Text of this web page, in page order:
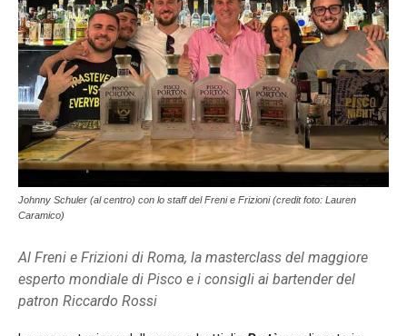
Johnny Schuler (al centro) con lo staff del Freni e Frizioni (credit foto: Lauren
Caramico)
Al Freni e Frizioni di Roma, la masterclass del maggiore
esperto mondiale di Pisco e i consigli ai bartender del
patron Riccardo Rossi